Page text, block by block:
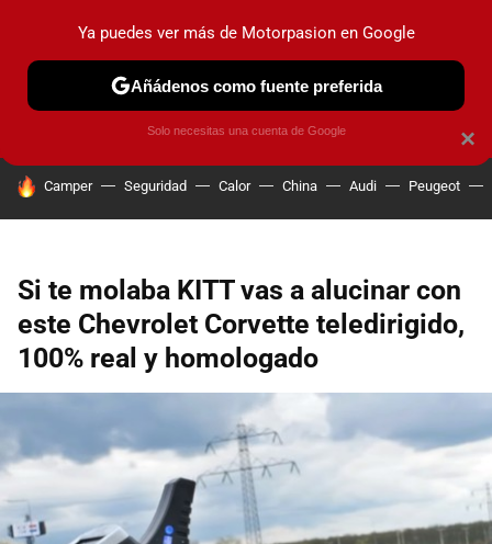
PRUEBAS COCHES ELÉCTRICOS OBSERVATORIO
HOY SE HABLA DE
Camper Seguridad Calor China Audi Peugeot
Si te molaba KITT vas a alucinar con
este Chevrolet Corvette teledirigido,
100% real y homologado
×
Ya puedes ver más de Motorpasion en Google
Añádenos como fuente preferida
Solo necesitas una cuenta de Google